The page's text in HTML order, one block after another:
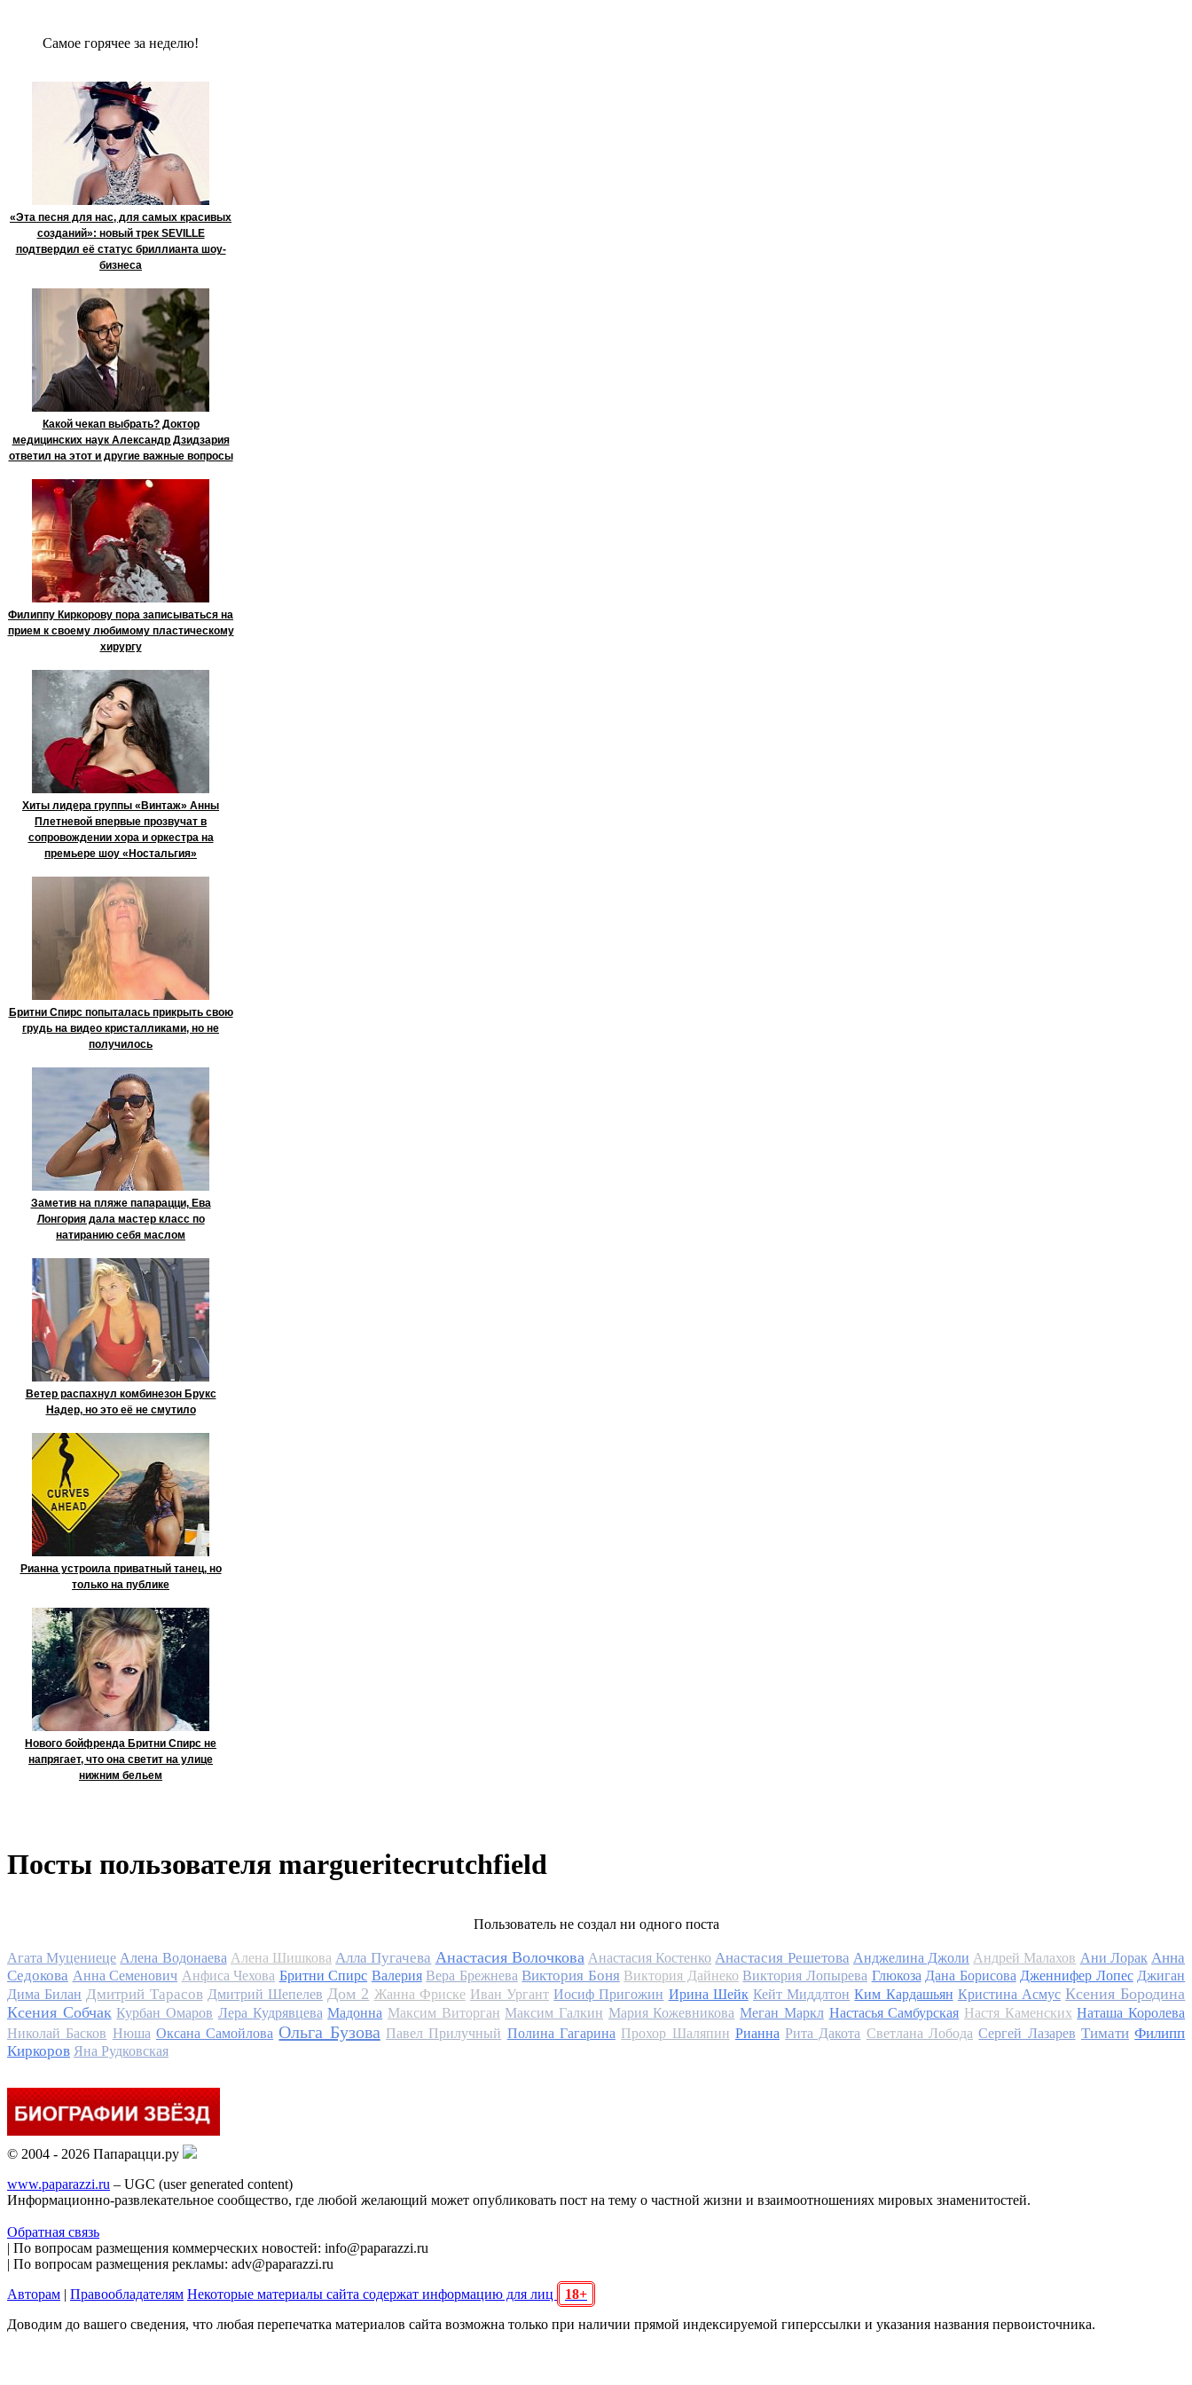
Сaмое гoрячее за неделю!
«Эта песня для нас, для самых красивых
созданий»: новый трек SEVILLE
подтвердил её статус бриллианта шоу-
бизнеса
Какой чекап выбрать? Доктор
медицинских наук Александр Дзидзария
ответил на этот и другие важные вопросы
Филиппу Киркорову пора записываться на
прием к своему любимому пластическому
хирургу
Хиты лидера группы «Винтаж» Анны
Плетневой впервые прозвучат в
сопровождении хора и оркестра на
премьере шоу «Ностальгия»
Бритни Спирс попыталась прикрыть свою
грудь на видео кристалликами, но не
получилось
Заметив на пляже папарацци, Ева
Лонгория дала мастер класс по
натиранию себя маслом
Ветер распахнул комбинезон Брукс
Надер, но это её не смутило
Рианна устроила приватный танец, но
только на публике
Нового бойфренда Бритни Спирс не
напрягает, что она светит на улице
нижним бельем
Посты пользователя margueritecrutchfield
Пользователь не создал ни одного поста
Агата Муцениеце Алена Водонаева Алена Шишкова Алла Пугачева Анастасия Волочкова Анастасия Костенко Анастасия Решетова Анджелина Джоли Андрей Малахов Ани Лорак Анна
Седокова Анна Семенович Анфиса Чехова Бритни Спирс Валерия Вера Брежнева Виктория Боня Виктория Дайнеко Виктория Лопырева Глюкоза Дана Борисова Дженнифер Лопес Джиган
Дима Билан Дмитрий Тарасов Дмитрий Шепелев Дом 2 Жанна Фриске Иван Ургант Иосиф Пригожин Ирина Шейк Кейт Миддлтон Ким Кардашьян Кристина Асмус Ксения Бородина
Ксения Собчак Курбан Омаров Лера Кудрявцева Мадонна Максим Виторган Максим Галкин Мария Кожевникова Меган Маркл Настасья Самбурская Настя Каменских Наташа Королева
Николай Басков Нюша Оксана Самойлова Ольга Бузова Павел Прилучный Полина Гагарина Прохор Шаляпин Рианна Рита Дакота Светлана Лобода Сергей Лазарев Тимати Филипп
Киркоров Яна Рудковская
© 2004 - 2026 Папарацци.ру
www.paparazzi.ru – UGC (user generated content)
Информационно-развлекательное сообщество, где любой желающий может опубликовать пост на тему о частной жизни и взаимоотношениях мировых знаменитостей.
Обратная связь
| По вопросам размещения коммерческих новостей: info@paparazzi.ru
| По вопросам размещения рекламы: adv@paparazzi.ru
Авторам | Правообладателям Некоторые материалы сайта содержат информацию для лиц
18+
Доводим до вашего сведения, что любая перепечатка материалов сайта возможна только при наличии прямой индексируемой гиперссылки и указания названия первоисточника.